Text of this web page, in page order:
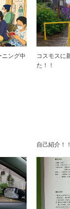
ニング中
コスモスに
た！！
自己紹介！！